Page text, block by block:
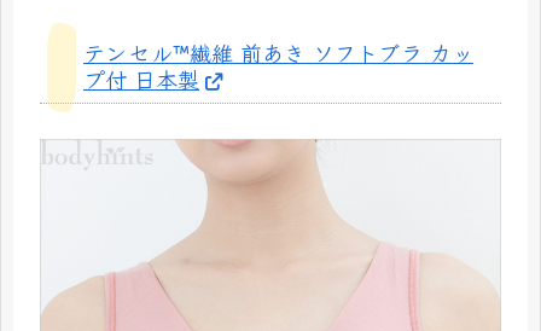
テンセル™繊維 前あき ソフトブラ カッ
プ付 日本製